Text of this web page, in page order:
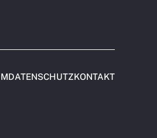
DATENSCHUTZKONTAKT